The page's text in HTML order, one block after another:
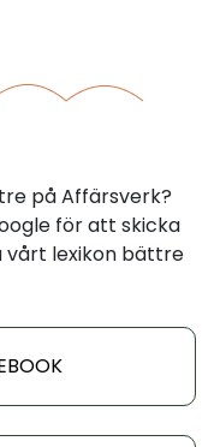
på Affärsverk?
för att skicka
vårt lexikon bättre